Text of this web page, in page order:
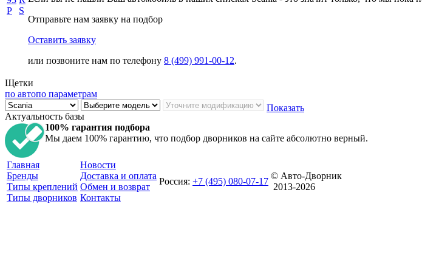
P
S
Отправьте нам заявку на подбор
Оставить заявку
или позвоните нам по телефону 8 (499) 991-00-12.
Щетки
по автопо параметрам
Показать
Актуальность базы
100% гарантия подбора
Мы даем 100% гарантию, что подбор дворников на сайте абсолютно верный.
Главная
Бренды
Типы креплений
Типы дворников
Новости
Доставка и оплата
Обмен и возврат
Контакты
Россия: +7 (495) 080-07-17
© Авто-Дворник
2013-2026